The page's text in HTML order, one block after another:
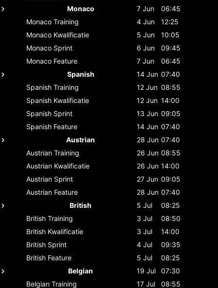
Monaco
7 Jun
06:45
Monaco Training 4 Jun
12:25
Monaco Kwalificatie 5 Jun
10:05
Monaco Sprint 6 Jun
09:45
Monaco Feature 7 Jun
06:45
Spanish
14 Jun 07:40
Spanish Training 12 Jun 08:55
Spanish Kwalificatie 12 Jun 14:00
Spanish Sprint 13 Jun 09:05
Spanish Feature 14 Jun 07:40
Austrian
28 Jun 07:40
Austrian Training 26 Jun 08:55
Austrian Kwalificatie 26 Jun 14:00
Austrian Sprint 27 Jun 09:05
Austrian Feature 28 Jun 07:40
British
5 Jul
08:25
British Training 3 Jul
08:50
British Kwalificatie 3 Jul
14:00
British Sprint 4 Jul
09:35
British Feature 5 Jul
08:25
Belgian
19 Jul
07:30
Belgian Training 17 Jul
08:55